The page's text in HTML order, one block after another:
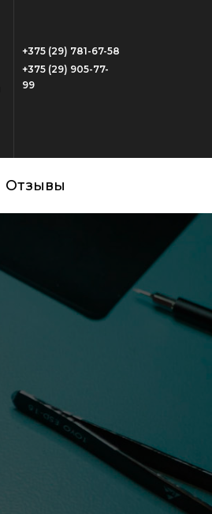
+375 (29) 781-67-58
+375 (29) 905-77-
99
Отзывы